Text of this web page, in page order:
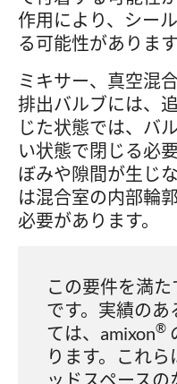
作用により、シー
る可能性があります
ミキサー、真空混
排出バルブには、
じた状態では、バ
い状態で閉じる必
ぼみや隙間が生じ
は混合室の内部輪
必要があります。
この要件を満
です。実績の
ては、amixon®
ります。これ
ッドスペース